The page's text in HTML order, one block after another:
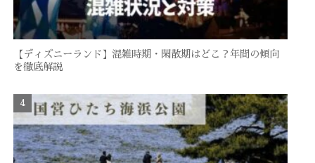
【ディズニーランド】混雑時期・閑散期はどこ？年間の傾向
を徹底解説